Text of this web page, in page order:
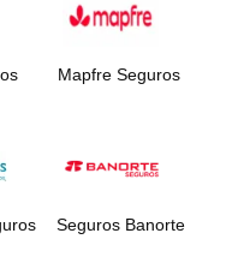
Mapfre Seguros
Seguros Banorte